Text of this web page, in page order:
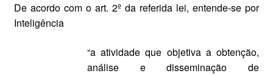
De acordo com o art. 2º da referida lei, entende-se por
Inteligência
“a atividade que objetiva a obtenção,
análise e disseminação de